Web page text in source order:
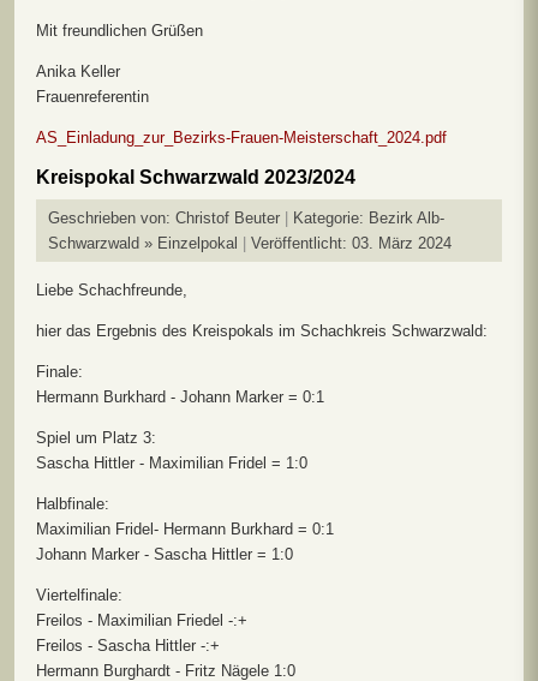
Mit freundlichen Grüßen
Anika Keller
Frauenreferentin
AS_Einladung_zur_Bezirks-Frauen-Meisterschaft_2024.pdf
Kreispokal Schwarzwald 2023/2024
Geschrieben von: Christof Beuter Kategorie: Bezirk Alb-
Schwarzwald » Einzelpokal
Veröffentlicht: 03. März 2024
Liebe Schachfreunde,
hier das Ergebnis des Kreispokals im Schachkreis Schwarzwald:
Finale:
Hermann Burkhard - Johann Marker = 0:1
Spiel um Platz 3:
Sascha Hittler - Maximilian Fridel = 1:0
Halbfinale:
Maximilian Fridel- Hermann Burkhard = 0:1
Johann Marker - Sascha Hittler = 1:0
Viertelfinale:
Freilos - Maximilian Friedel -:+
Freilos - Sascha Hittler -:+
Hermann Burghardt - Fritz Nägele 1:0